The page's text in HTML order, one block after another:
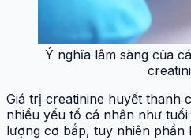
Ý nghĩa lâm sàng của
Giá trị creatinine huyết thanh
nhiều yếu tố cá nhân như
lượng cơ bắp, tuy nhiên phần